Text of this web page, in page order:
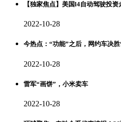
【独家焦点】美国l4自动驾驶投资
2022-10-28
今热点：“功能”之后，网约车决胜
2022-10-28
雷军“画饼”，小米卖车
2022-10-28